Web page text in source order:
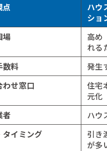
点
ハウ
ショ
場
高め
れる
数料
発生
わせ窓口
住宅
元化
者
ハウ
タイミング
引き
が多